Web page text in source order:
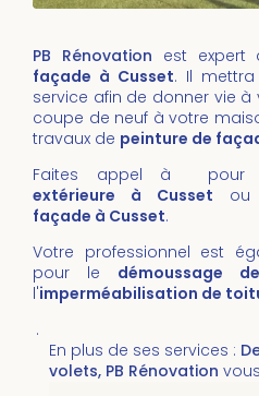
PB Rénovation est expert
façade à Cusset. Il
service afin de donner vie
coupe de neuf à votre
travaux de peinture de
Faites appel à pour
extérieure à Cusset ou
façade à Cusset.
Votre professionnel est
pour le démoussage
l'imperméabilisation de
.
En plus de ses services :
volets, PB Rénovation